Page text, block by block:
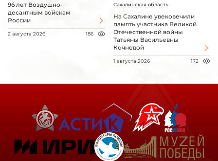
96 лет Воздушно-
десантным войскам
России
2 августа 2026 186
Сахалинская область
На Сахалине увековечили
память участника Великой
Отечественной войны
Татьяны Васильевны
Кочневой
1 августа 2026 172